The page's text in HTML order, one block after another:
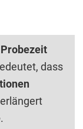
Probezeit
dass
.